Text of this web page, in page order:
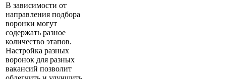
В зависимости от
направления подбора
воронки могут
содержать разное
количество этапов.
Настройка разных
воронок для разных
вакансий позволит